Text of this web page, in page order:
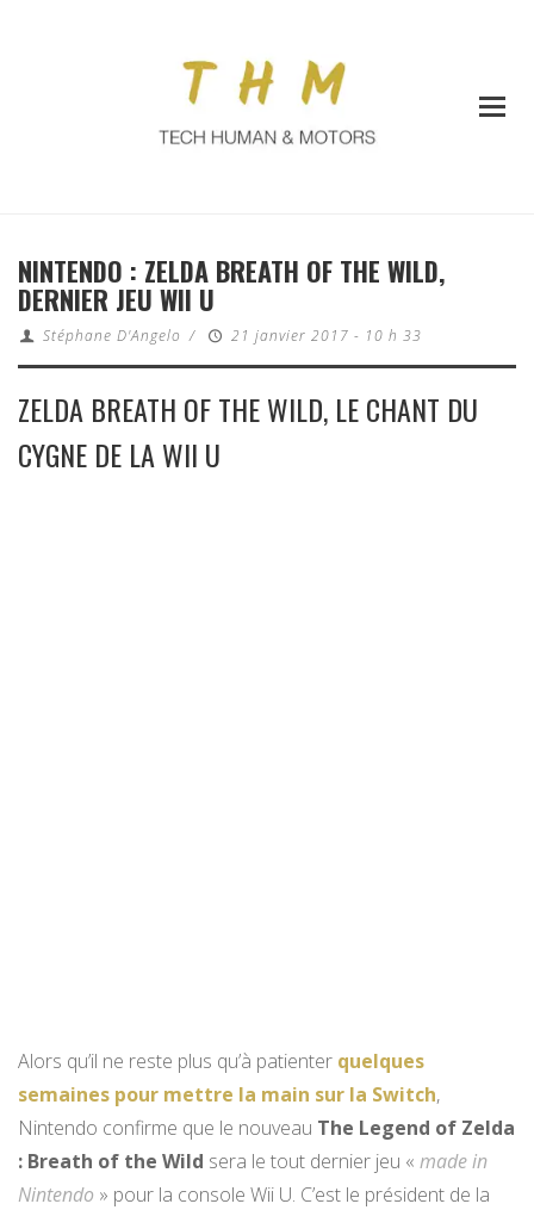
NINTENDO : ZELDA BREATH OF THE WILD,
DERNIER JEU WII U
Stéphane D'Angelo / 21 janvier 2017 - 10 h 33
ZELDA BREATH OF THE WILD, LE CHANT DU
CYGNE DE LA WII U
Alors qu’il ne reste plus qu’à patienter quelques
semaines pour mettre la main sur la Switch,
Nintendo confirme que le nouveau The Legend of Zelda
: Breath of the Wild sera le tout dernier jeu « made in
Nintendo » pour la console Wii U. C’est le président de la